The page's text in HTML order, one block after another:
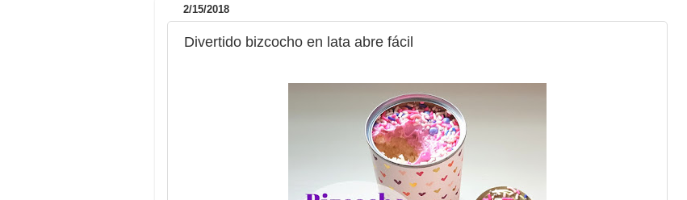
2/15/2018
Divertido bizcocho en lata abre fácil